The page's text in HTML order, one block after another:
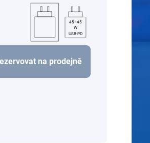
45–45
W
USB-PD
na prodejně